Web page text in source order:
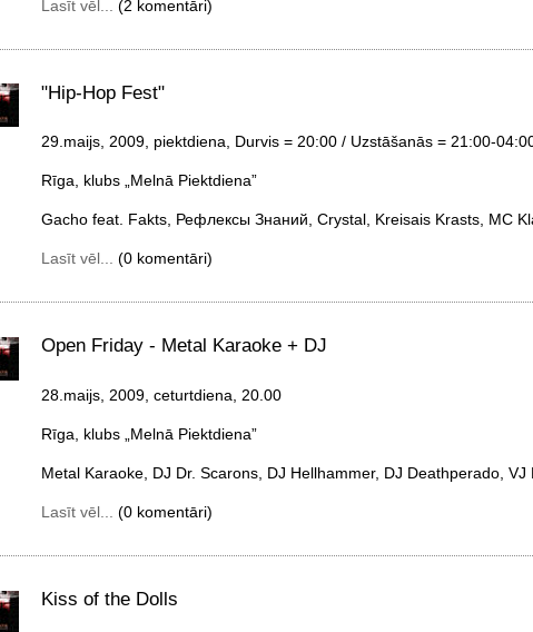
Lasīt vēl... (2 komentāri)
"Hip-Hop Fest"
29.maijs, 2009, piektdiena, Durvis = 20:00 / Uzstāšanās = 21:00-
Rīga, klubs „Melnā Piektdiena”
Gacho feat. Fakts, Рефлексы Знаний, Crystal, Kreisais Krasts, MC
Lasīt vēl... (0 komentāri)
Open Friday - Metal Karaoke + DJ
28.maijs, 2009, ceturtdiena , 20.00
Rīga, klubs „Melnā Piektdiena”
Metal Karaoke, DJ Dr. Scarons, DJ Hellhammer, DJ Deathperado, VJ
Lasīt vēl... (0 komentāri)
Kiss of the Dolls